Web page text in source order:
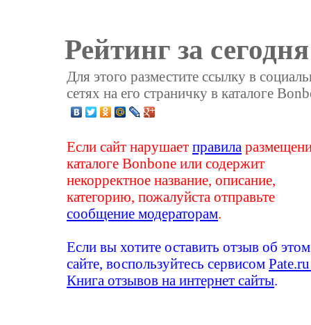
Рейтинг за
Для этого разместите ссылку в
сетях на его страничку в каталоге
Если сайт нарушаетправила
каталоге Bonbone или содержит
некорректное название, описание,
категорию, пожалуйста отправьте
сообщение модераторам
Если вы хотите оставить отзыв об этом
сайте, воспользуйтесь сервисом
Книга отзывов на интернет сайты